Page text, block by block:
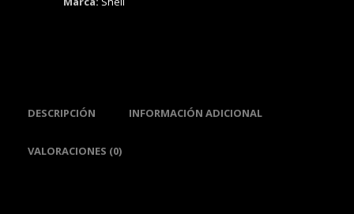
DESCRIPCIÓN INFORMACIÓN ADICIONAL
VALORACIONES (0)